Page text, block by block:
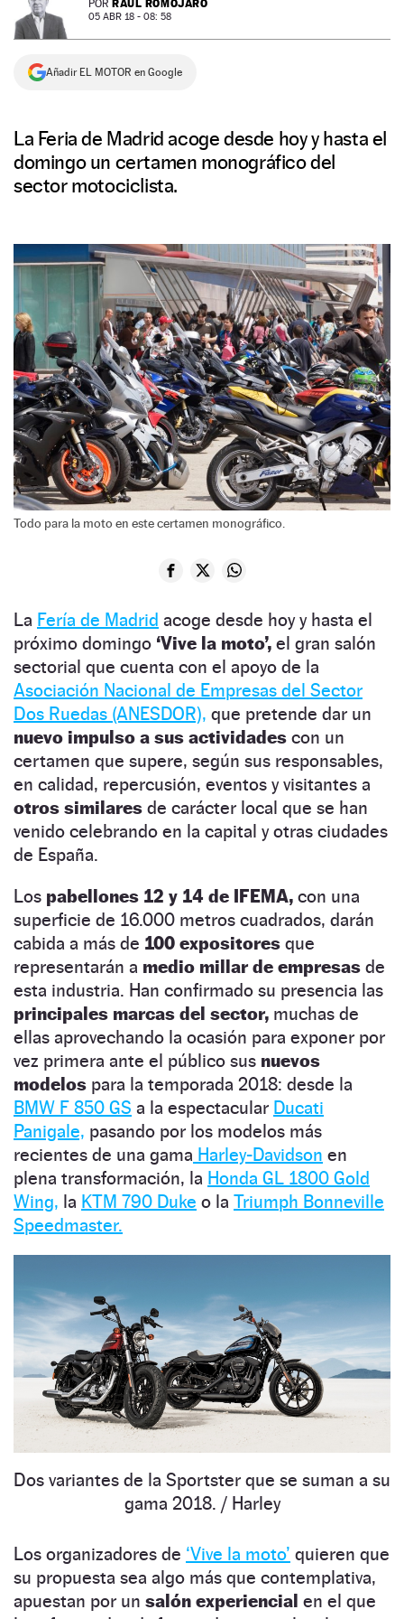
NEWSLETTER
SÍGUENOS
POR RAÚL ROMOJARO
05 ABR 18 - 08: 58
Añadir EL MOTOR en Google
La Feria de Madrid acoge desde hoy y hasta el
domingo un certamen monográfico del
sector motociclista.
Todo para la moto en este certamen monográfico.
La Fería de Madrid acoge desde hoy y hasta el
próximo domingo ‘Vive la moto’, el gran salón
sectorial que cuenta con el apoyo de la
Asociación Nacional de Empresas del Sector
Dos Ruedas (ANESDOR), que pretende dar un
nuevo impulso a sus actividades con un
certamen que supere, según sus responsables,
en calidad, repercusión, eventos y visitantes a
otros similares de carácter local que se han
venido celebrando en la capital y otras ciudades
de España.
Los pabellones 12 y 14 de IFEMA, con una
superficie de 16.000 metros cuadrados, darán
cabida a más de 100 expositores que
representarán a medio millar de empresas de
esta industria. Han confirmado su presencia las
principales marcas del sector, muchas de
ellas aprovechando la ocasión para exponer por
vez primera ante el público sus nuevos
modelos para la temporada 2018: desde la
BMW F 850 GS a la espectacular Ducati
Panigale, pasando por los modelos más
recientes de una gama Harley-Davidson en
plena transformación, la Honda GL 1800 Gold
Wing, la KTM 790 Duke o la Triumph Bonneville
Speedmaster.
Dos variantes de la Sportster que se suman a su
gama 2018. / Harley
Los organizadores de ‘Vive la moto’ quieren que
su propuesta sea algo más que contemplativa,
apuestan por un salón experiencial en el que